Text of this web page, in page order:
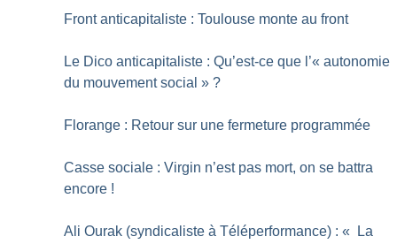
Front anticapitaliste : Toulouse monte au front
Le Dico anti­capitaliste : Qu’est-ce que l’« autonomie
du mouvement social » ?
Florange : Retour sur une fermeture programmée
Casse sociale : Virgin n’est pas mort, on se battra
encore !
Ali Ourak (syndicaliste à Téléperformance) : «
La